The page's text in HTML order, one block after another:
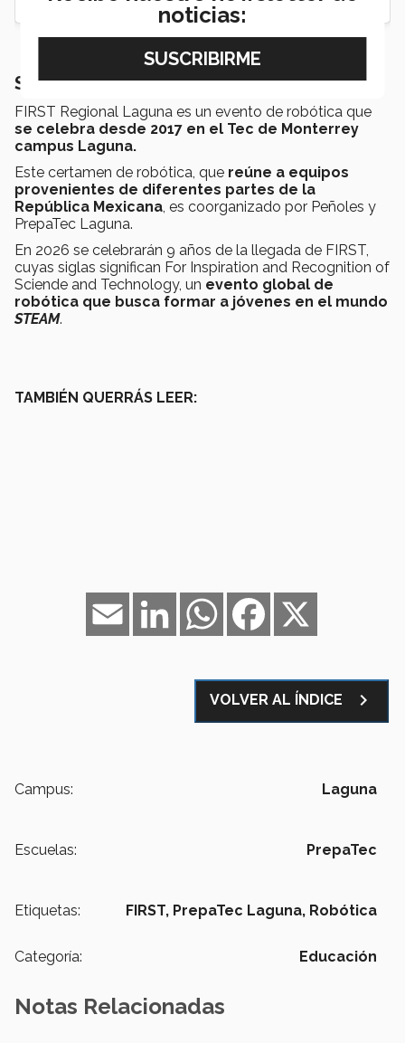
Sobre FIRST Regional Laguna 2025
FIRST Regional Laguna es un evento de robótica que
se celebra desde 2017 en el Tec de Monterrey
campus Laguna.
Este certamen de robótica, que reúne a equipos
provenientes de diferentes partes de la
República Mexicana, es coorganizado por Peñoles y
PrepaTec Laguna.
En 2026 se celebrarán 9 años de la llegada de FIRST,
cuyas siglas significan For Inspiration and Recognition of
Sciende and Technology, un evento global de
robótica que busca formar a jóvenes en el mundo
STEAM.
TAMBIÉN QUERRÁS LEER:
Facebook
WhatsApp
LinkedIn
Email
VOLVER AL ÍNDICE navigate_next
Campus: Laguna
Escuelas: PrepaTec
Etiquetas: FIRST, PrepaTec Laguna, Robótica
Categoría: Educación
Notas Relacionadas
noticias: